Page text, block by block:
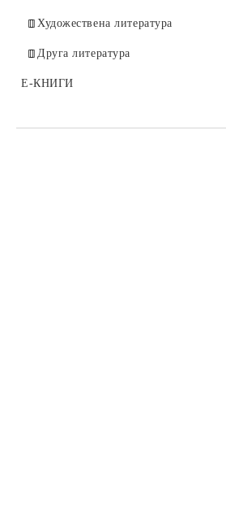
Аналитична психология
Аутизъм
Гещалт психология
Художествена литература
Бестселъри
Класическа проза
Друга литература
Политика и история
E-КНИГИ